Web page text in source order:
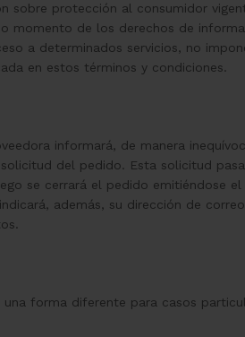
sobre protección al consumidor
momento de los derechos de
a determinados servicios, no
en estos términos y condiciones.
informará, de manera
del pedido. Esta solicitud
se cerrará el pedido emitiéndose
además, su dirección de
forma diferente para casos